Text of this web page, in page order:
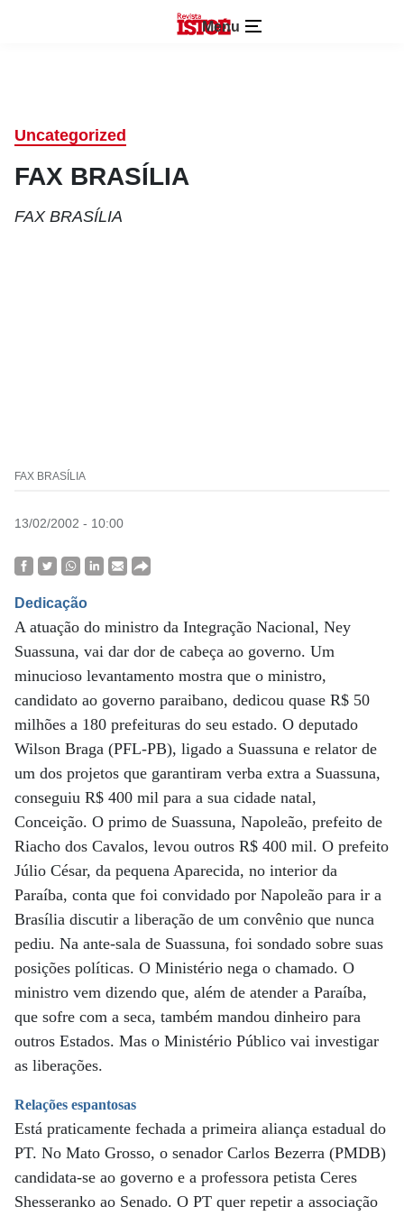
Menu
Uncategorized
FAX BRASÍLIA
FAX BRASÍLIA
FAX BRASÍLIA
13/02/2002 - 10:00
Dedicação
A atuação do ministro da Integração Nacional, Ney
Suassuna, vai dar dor de cabeça ao governo. Um
minucioso levantamento mostra que o ministro,
candidato ao governo paraibano, dedicou quase R$ 50
milhões a 180 prefeituras do seu estado. O deputado
Wilson Braga (PFL-PB), ligado a Suassuna e relator de
um dos projetos que garantiram verba extra a Suassuna,
conseguiu R$ 400 mil para a sua cidade natal,
Conceição. O primo de Suassuna, Napoleão, prefeito de
Riacho dos Cavalos, levou outros R$ 400 mil. O prefeito
Júlio César, da pequena Aparecida, no interior da
Paraíba, conta que foi convidado por Napoleão para ir a
Brasília discutir a liberação de um convênio que nunca
pediu. Na ante-sala de Suassuna, foi sondado sobre suas
posições políticas. O Ministério nega o chamado. O
ministro vem dizendo que, além de atender a Paraíba,
que sofre com a seca, também mandou dinheiro para
outros Estados. Mas o Ministério Público vai investigar
as liberações.
Relações espantosas
Está praticamente fechada a primeira aliança estadual do
PT. No Mato Grosso, o senador Carlos Bezerra (PMDB)
candidata-se ao governo e a professora petista Ceres
Shesseranko ao Senado. O PT quer repetir a associação